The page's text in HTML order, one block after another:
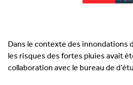
Dans le contexte des innondations
les risques des fortes pluies avait
collaboration avec le bureau de